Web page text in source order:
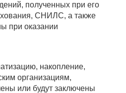
полученных при его
СНИЛС, а также
при оказании
накопление,
организациям,
или будут заключены